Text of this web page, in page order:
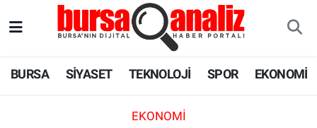
BURSA SİYASET TEKNOLOJİ SPOR EKONOMİ
EKONOMI